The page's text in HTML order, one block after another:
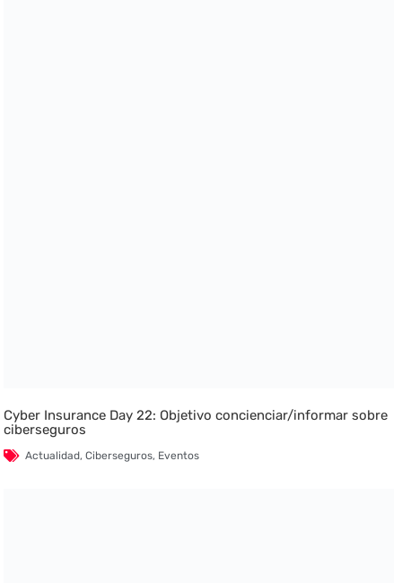
Cyber Insurance Day 22: Objetivo concienciar/informar sobre
ciberseguros
Actualidad,Ciberseguros, Eventos